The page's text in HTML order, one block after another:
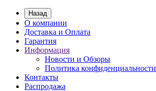
Назад
О компании
Доставка и Оплата
Гарантия
Информация
Новости и Обзоры
Политика конфиденциальности
Контакты
Распродажа